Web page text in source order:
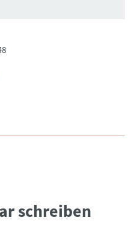
schreiben